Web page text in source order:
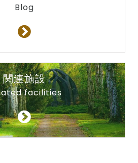
Blog
関連施設
facilities